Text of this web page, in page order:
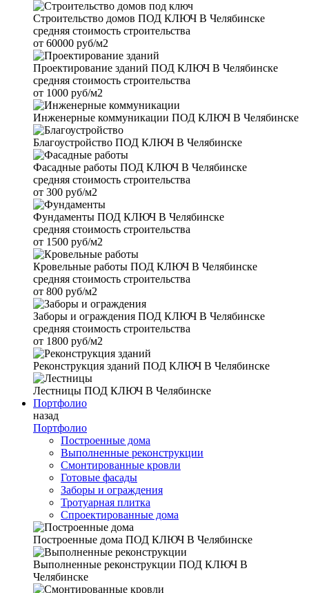
Строительство домов ПОД КЛЮЧ В Челябинске
средняя стоимость строительства
от 60000 руб/м2
Проектирование зданий ПОД КЛЮЧ В Челябинске
средняя стоимость строительства
от 1000 руб/м2
Инженерные коммуникации ПОД КЛЮЧ В Челябинске
Благоустройство ПОД КЛЮЧ В Челябинске
Фасадные работы ПОД КЛЮЧ В Челябинске
средняя стоимость строительства
от 300 руб/м2
Фундаменты ПОД КЛЮЧ В Челябинске
средняя стоимость строительства
от 1500 руб/м2
Кровельные работы ПОД КЛЮЧ В Челябинске
средняя стоимость строительства
от 800 руб/м2
Заборы и ограждения ПОД КЛЮЧ В Челябинске
средняя стоимость строительства
от 1800 руб/м2
Реконструкция зданий ПОД КЛЮЧ В Челябинске
Лестницы ПОД КЛЮЧ В Челябинске
Портфолио
назад
Портфолио
Построенные дома
Выполненные реконструкции
Смонтированные кровли
Готовые фасады
Заборы и ограждения
Тротуарная плитка
Спроектированные дома
Построенные дома ПОД КЛЮЧ В Челябинске
Выполненные реконструкции ПОД КЛЮЧ В
Челябинске